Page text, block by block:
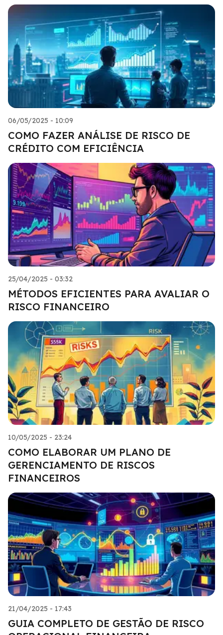
06/05/2025 - 10:09
COMO FAZER ANÁLISE DE RISCO DE
CRÉDITO COM EFICIÊNCIA
25/04/2025 - 03:32
MÉTODOS EFICIENTES PARA AVALIAR O
RISCO FINANCEIRO
10/05/2025 - 23:24
COMO ELABORAR UM PLANO DE
GERENCIAMENTO DE RISCOS
FINANCEIROS
21/04/2025 - 17:43
GUIA COMPLETO DE GESTÃO DE RISCO